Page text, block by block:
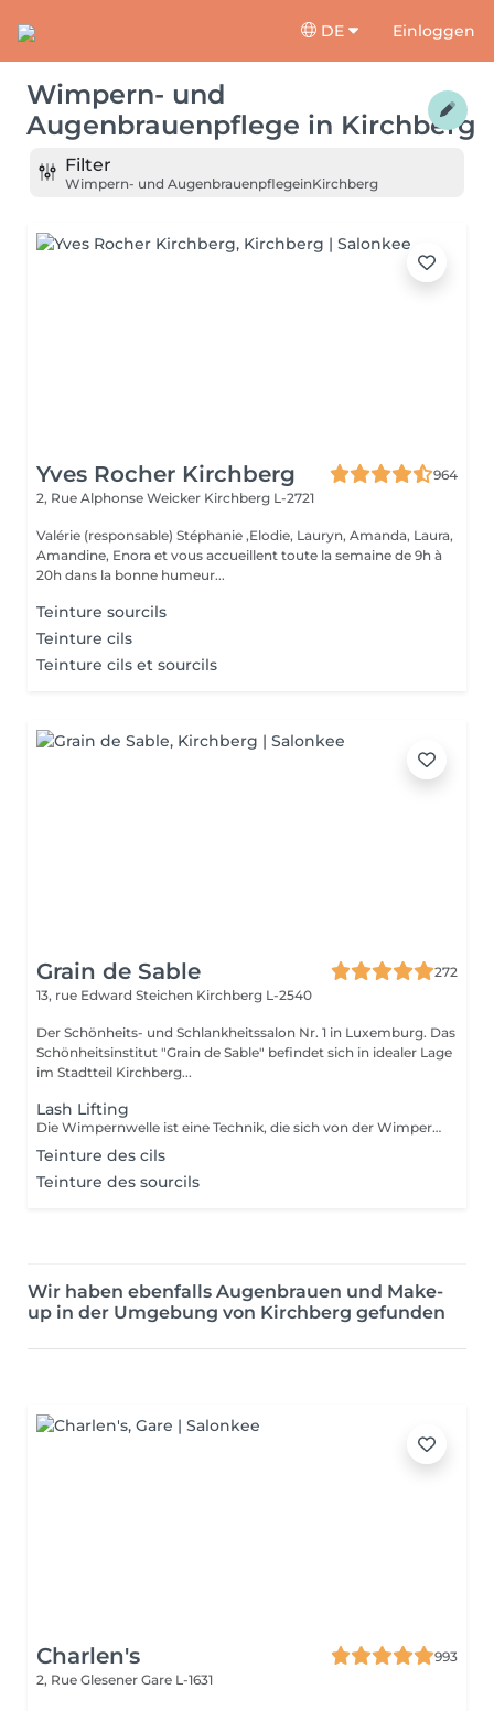
DE Einloggen
Wimpern- und
Augenbrauenpflege in Kirchberg
Filter
Wimpern- und AugenbrauenpflegeinKirchberg
Yves Rocher Kirchberg
964
2, Rue Alphonse Weicker Kirchberg L-2721
Valérie (responsable) Stéphanie ,Elodie, Lauryn, Amanda, Laura,
Amandine, Enora et vous accueillent toute la semaine de 9h à
20h dans la bonne humeur...
Teinture sourcils
Teinture cils
Teinture cils et sourcils
Grain de Sable
272
13, rue Edward Steichen Kirchberg L-2540
Der Schönheits- und Schlankheitssalon Nr. 1 in Luxemburg. Das
Schönheitsinstitut "Grain de Sable" befindet sich in idealer Lage
im Stadtteil Kirchberg...
Lash Lifting
Die Wimpernwelle ist eine Technik, die sich von der Wimperndauerwelle dadurch unterscheidet, dass anstelle der traditionellen Rollen eine Silikonform auf das Augenlid aufgetragen wird: Ihre Wimpern werden von der Wurzel an nach oben geliftet, so dass das Ergebnis für 6 bis 12 Wochen sichtbar ist, je nach Beschaffenheit Ihrer Wimpern.
Teinture des cils
Teinture des sourcils
Wir haben ebenfalls Augenbrauen und Make-
up in der Umgebung von Kirchberg gefunden
Charlen's
993
2, Rue Glesener Gare L-1631